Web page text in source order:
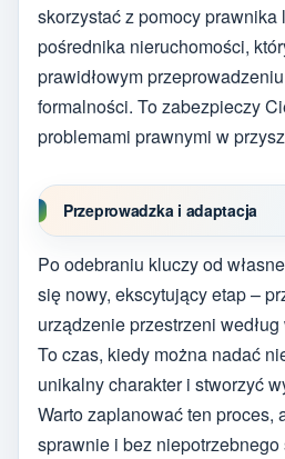
skorzystać z pomocy
pośrednika nieruchomości,
prawidłowym
formalności. To zabezpieczy
problemami prawnymi w
Przeprowadzka i adaptacja
Po odebraniu kluczy od
się nowy, ekscytujący etap –
urządzenie przestrzeni
To czas, kiedy można nadać
unikalny charakter i stworzyć
Warto zaplanować ten proces,
sprawnie i bez niepotrzebnego